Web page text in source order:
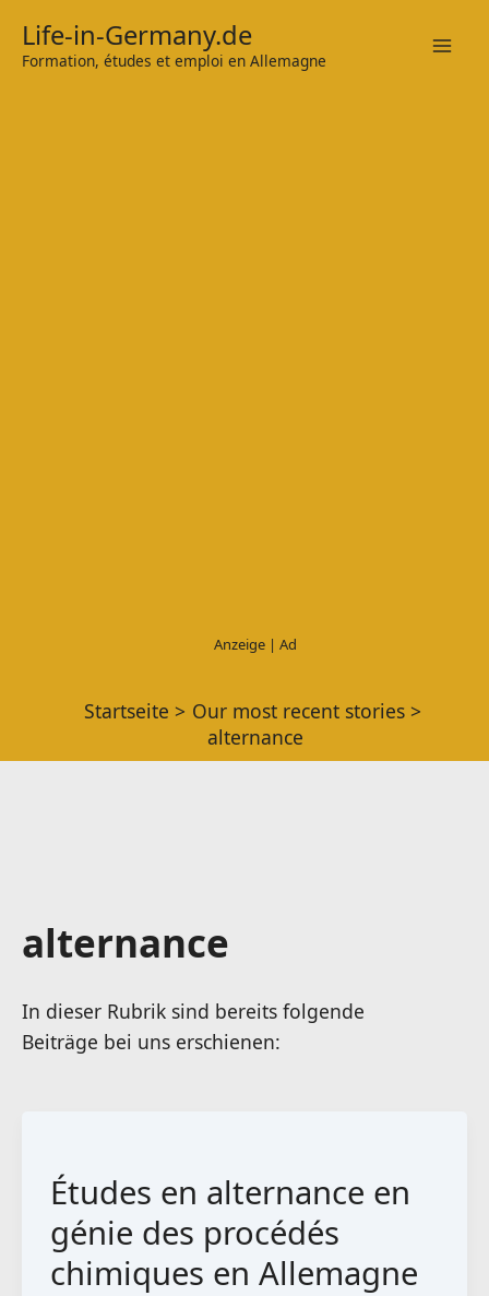
Inhalt
springen
Life-in-Germany.de
Formation, études et emploi en Allemagne
Startseite
Our most recent stories
alternance
alternance
Études en alternance en
génie des procédés
chimiques en Allemagne